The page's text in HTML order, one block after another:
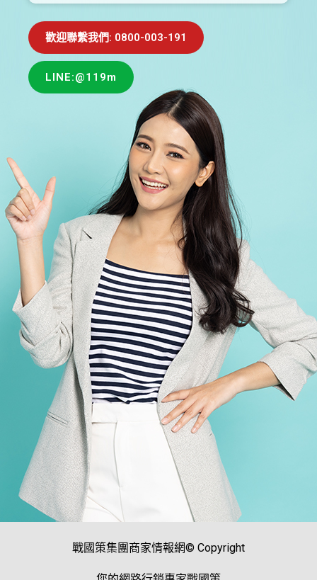
歡迎聯繫我們: 0800-003-191
LINE:@119m
戰國策集團商家情報網© Copyright